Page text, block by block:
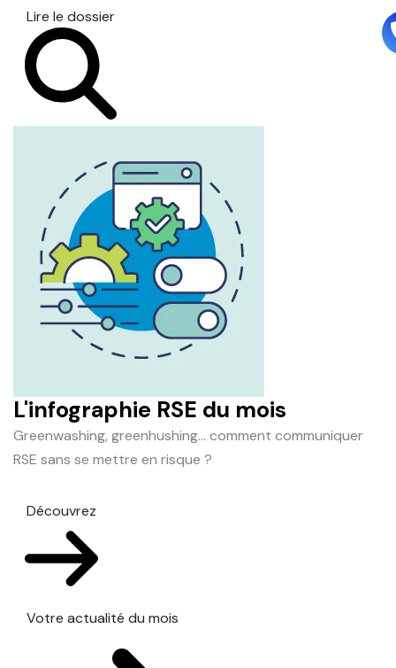
Lire le dossier
L'infographie RSE du mois
Greenwashing, greenhushing… comment communiquer
RSE sans se mettre en risque ?
Découvrez
Votre actualité du mois